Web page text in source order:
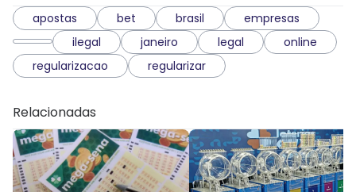
apostas bet brasil
empresas
ilegal
janeiro legal
online
regularizacao
regularizar
Relacionadas